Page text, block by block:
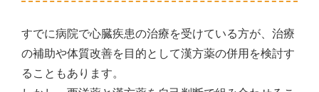
すでに病院で心臓疾患の治療を受けている方が、治療
の補助や体質改善を目的として漢方薬の併用を検討す
ることもあります。